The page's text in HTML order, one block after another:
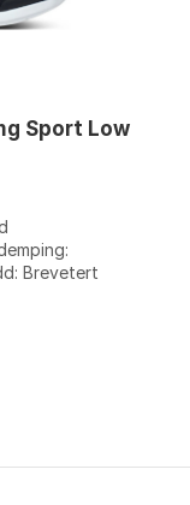
Sport Low
Brevetert